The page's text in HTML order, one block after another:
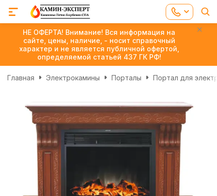
НЕ ОФЕРТА! Внимание! Вся информация на
сайте, цены, наличие, - носит справочный
характер и не является публичной офертой,
определяемой статьей 437 ГК РФ!
Главная Электрокамины Порталы Портал для